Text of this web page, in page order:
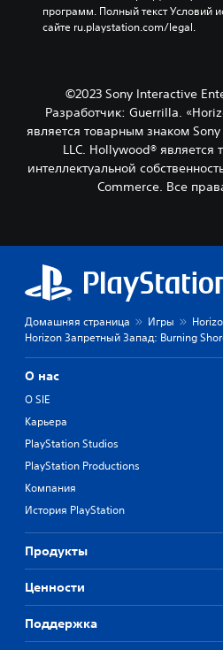
программ. Полный текст Условий
сайте ru.playstation.com/legal.
©2023 Sony Interactive
Разработчик: Guerrilla.
является товарным знаком
LLC. Hollywood®
интеллектуальной
Commerce. Все
Домашняя страница Игры
Horizon Запретный Запад: Burning
О нас
О SIE
Карьера
PlayStation Studios
PlayStation Productions
Компания
История PlayStation
Продукты
Ценности
Поддержка